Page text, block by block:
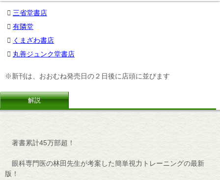
三省堂書店
有隣堂
くまざわ書店
丸善ジュンク堂書店
※新刊は、おおむね発売日の２日後に店頭に並びます
解説
著書累計45万部超！
眼科専門医の林田先生が考案した簡単視力トレーニングの最新
版！